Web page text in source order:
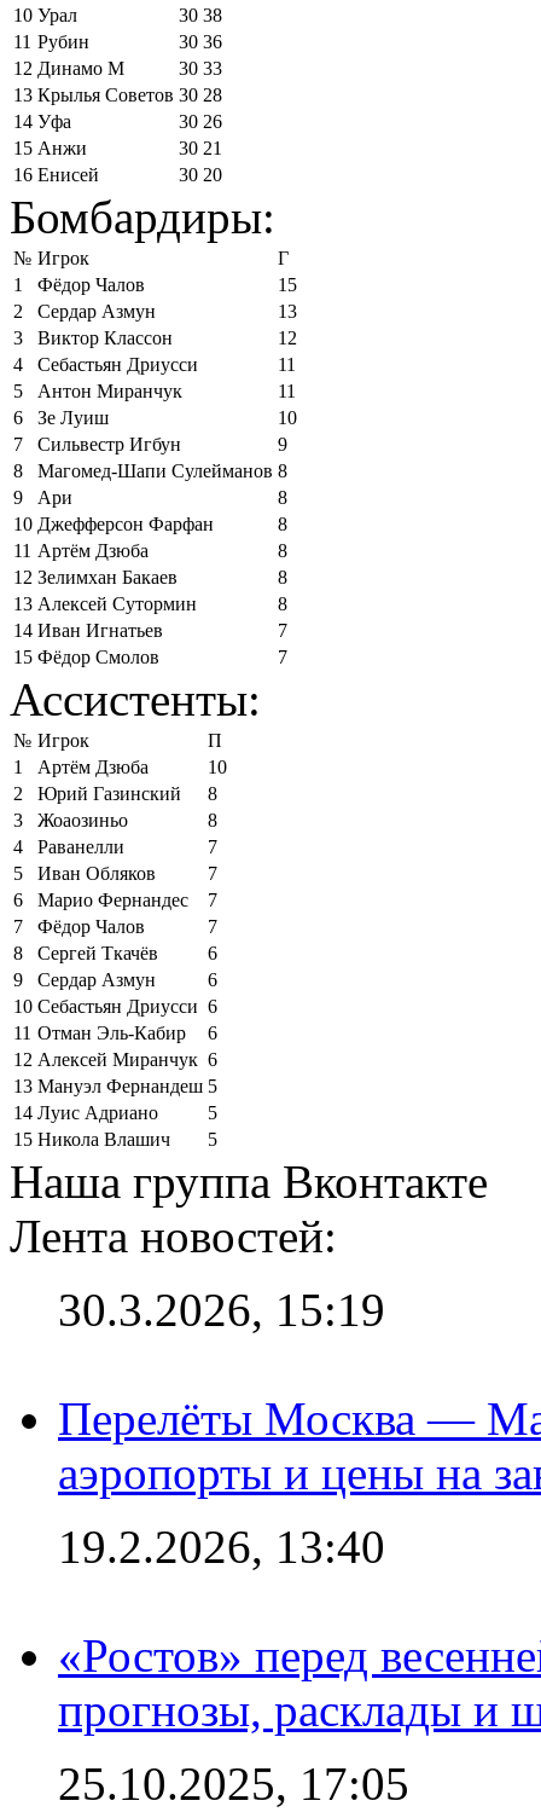
10 Урал 30 38
11 Рубин 30 36
12 Динамо М 30 33
13 Крылья Советов 30 28
14 Уфа 30 26
15 Анжи 30 21
16 Енисей 30 20
Бомбардиры:
№ Игрок
Г
1
Фёдор Чалов
15
2
Сердар Азмун
13
3
Виктор Классон
12
4
Себастьян Дриусси
11
5
Антон Миранчук
11
6
Зе Луиш
10
7
Сильвестр Игбун
9
8
Магомед-Шапи Сулейманов 8
9
Ари
8
10 Джефферсон Фарфан
8
11 Артём Дзюба
8
12 Зелимхан Бакаев
8
13 Алексей Сутормин
8
14 Иван Игнатьев
7
15 Фёдор Смолов 7
Ассистенты:
№ Игрок
П
1
Артём Дзюба
10
2
Юрий Газинский
8
3
Жоаозиньо
8
4
Раванелли
7
5
Иван Обляков
7
6
Марио Фернандес
7
7
Фёдор Чалов
7
8
Сергей Ткачёв
6
9
Сердар Азмун
6
10 Себастьян Дриусси 6
11 Отман Эль-Кабир
6
12 Алексей Миранчук 6
13 Мануэл Фернандеш 5
14 Луис Адриано
5
15 Никола Влашич 5
Наша группа Вконтакте
Лента новостей:
30.3.2026, 15:19
Перелёты Москва —
аэропорты и цены на
19.2.2026, 13:40
«Ростов» перед
прогнозы, расклады и
25.10.2025, 17:05